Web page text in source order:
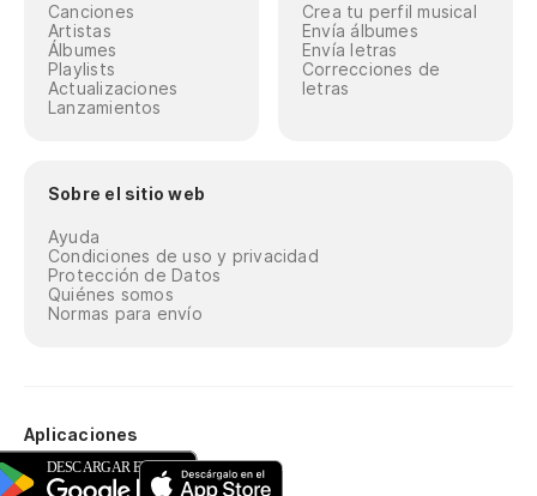
Canciones
Artistas
Álbumes
Playlists
Actualizaciones
Lanzamientos
Crea tu perfil musical
Envía álbumes
Envía letras
Correcciones de
letras
Sobre el sitio web
Ayuda
Condiciones de uso y privacidad
Protección de Datos
Quiénes somos
Normas para envío
Aplicaciones